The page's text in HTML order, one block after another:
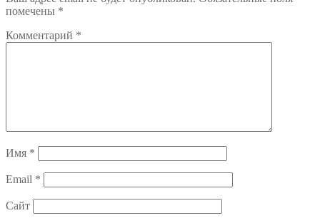
помечены *
Комментарий *
Имя *
Email *
Сайт